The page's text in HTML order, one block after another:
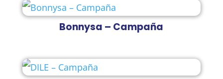
Bonnysa – Campaña